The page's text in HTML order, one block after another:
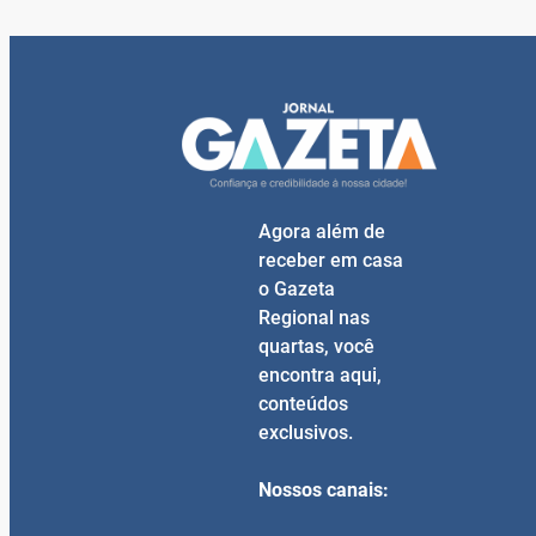
Agora além de
receber em casa
o Gazeta
Regional nas
quartas, você
encontra aqui,
conteúdos
exclusivos.
Nossos canais: